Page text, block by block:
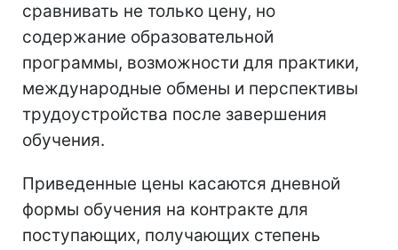
сравнивать не только цену, но
содержание образовательной
программы, возможности для практики,
международные обмены и перспективы
трудоустройства после завершения
обучения.
Приведенные цены касаются дневной
формы обучения на контракте для
поступающих, получающих степень